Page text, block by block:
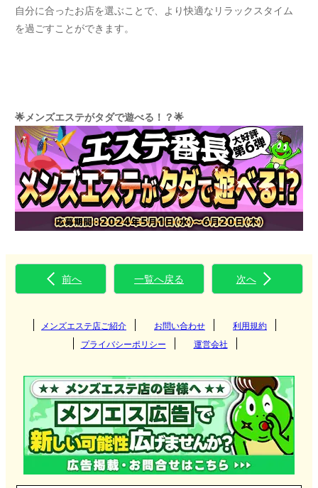
自分に合ったお店を選ぶことで、より快適なリラックスタイム
を過ごすことができます。
🌟メンズエステがタダで遊べる！？🌟
前へ 一覧へ戻る 次へ
メンズエステ店ご紹介 お問い合わせ
利用規約
プライバシーポリシー
運営会社